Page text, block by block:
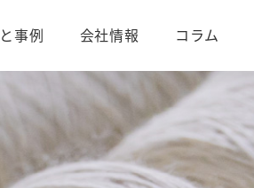
事例 会社情報 コラム